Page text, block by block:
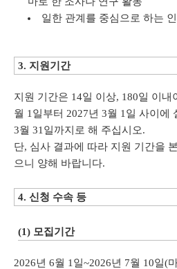
일한 관계를 중심으로 하는
3. 지원기간
지원 기간은 14일 이상, 180일 이내
월 1일부터 2027년 3월 1일 사이에
3월 31일까지로 해 주십시오.
단, 심사 결과에 따라 지원 기간을
으니 양해 바랍니다.
4. 신청 수속 등
(1) 모집기간
2026년 6월 1일~2026년 7월 10일(